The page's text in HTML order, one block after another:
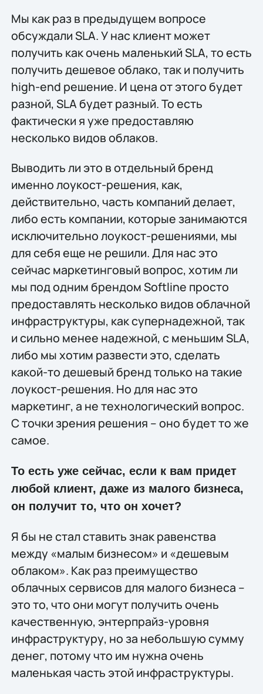
Мы как раз в предыдущем вопросе
обсуждали SLA. У нас клиент может
получить как очень маленький SLA, то есть
получить дешевое облако, так и получить
high-end решение. И цена от этого будет
разной, SLA будет разный. То есть
фактически я уже предоставляю
несколько видов облаков.
Выводить ли это в отдельный бренд
именно лоукост-решения, как,
действительно, часть компаний делает,
либо есть компании, которые занимаются
исключительно лоукост-решениями, мы
для себя еще не решили. Для нас это
сейчас маркетинговый вопрос, хотим ли
мы под одним брендом Softline просто
предоставлять несколько видов облачной
инфраструктуры, как супернадежной, так
и сильно менее надежной, с меньшим SLA,
либо мы хотим развести это, сделать
какой-то дешевый бренд только на такие
лоукост-решения. Но для нас это
маркетинг, а не технологический вопрос.
С точки зрения решения – оно будет то же
самое.
То есть уже сейчас, если к вам придет
любой клиент, даже из малого бизнеса,
он получит то, что он хочет?
Я бы не стал ставить знак равенства
между «малым бизнесом» и «дешевым
облаком». Как раз преимущество
облачных сервисов для малого бизнеса –
это то, что они могут получить очень
качественную, энтерпрайз-уровня
инфраструктуру, но за небольшую сумму
денег, потому что им нужна очень
маленькая часть этой инфраструктуры.